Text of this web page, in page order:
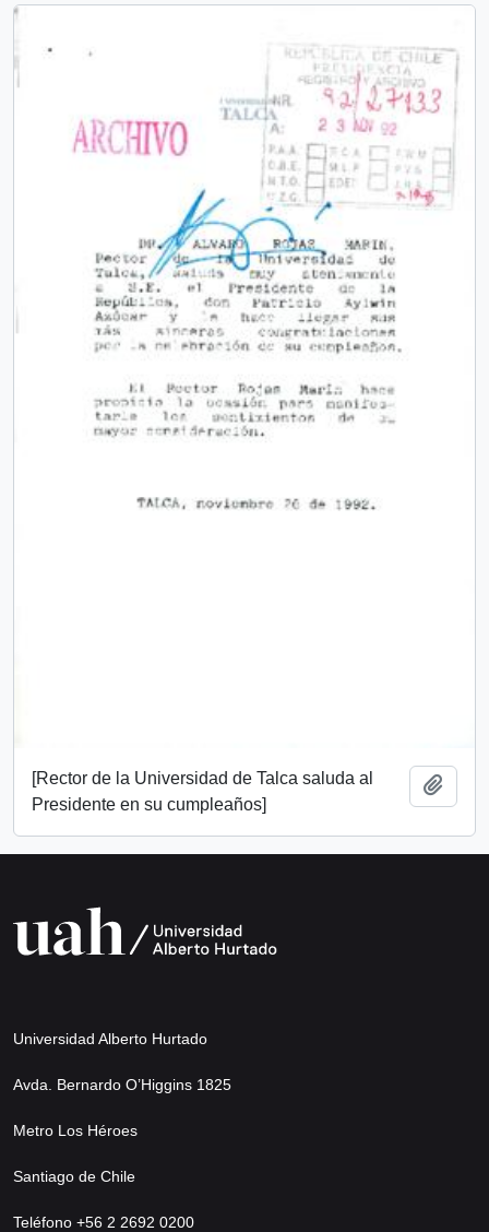
[Rector de la Universidad de Talca saluda al
Presidente en su cumpleaños]
Universidad Alberto Hurtado
Avda. Bernardo O’Higgins 1825
Metro Los Héroes
Santiago de Chile
Teléfono +56 2 2692 0200